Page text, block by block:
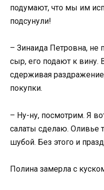
подумают, что мы им
подсунули!
– Зинаида Петровна, не
сыр, его подают к вину.
сдерживая
покупки.
– Ну-ну, посмотрим. Я
салаты сделаю. Оливье
шубой. Без этого и
Полина замерла с